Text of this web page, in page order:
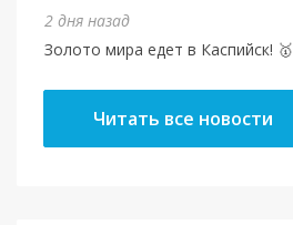
2 дня назад
Золото мира едет в Каспийск! 🥇
Читать все новости